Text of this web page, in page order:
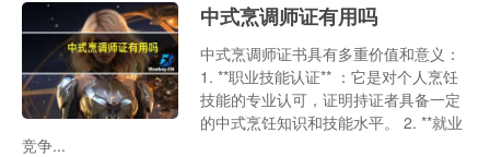
中式烹调师证有用吗
中式烹调师证书具有多重价值和意义：
1. **职业技能认证** ：它是对个人烹饪
技能的专业认可，证明持证者具备一定
的中式烹饪知识和技能水平。 2. **就业
竞争...